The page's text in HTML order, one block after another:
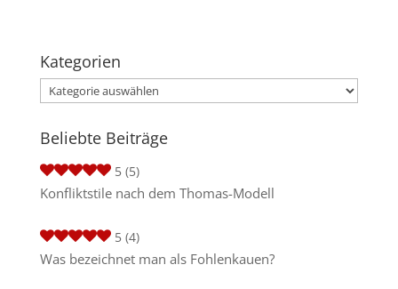
Kategorien
Kategorien
Beliebte Beiträge
5 (5)
Konfliktstile nach dem Thomas-Modell
5 (4)
Was bezeichnet man als Fohlenkauen?